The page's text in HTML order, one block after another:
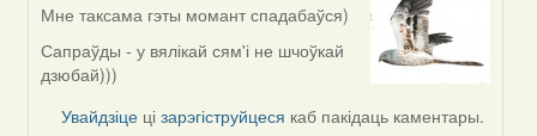
In
reply
to
Lighty
Мне таксама гэты момант спадабаўся)
Сапраўды - у вялікай сям'і не шчоўкай
дзюбай)))
Увайдзіце цізарэгіструйцеся каб пакідаць каментары.